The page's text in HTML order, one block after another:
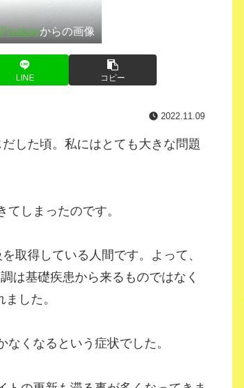
Pixabayからの画像
LINE コピー
2022.11.09
した頃。私にはとても大きな問題
しまったのです。
取得している人間です。よって、
は基礎疾患から来るものではなく
した。
くなるという症状でした。